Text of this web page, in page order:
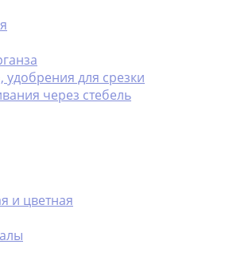
удобрения для срезки
через стебель
и цветная